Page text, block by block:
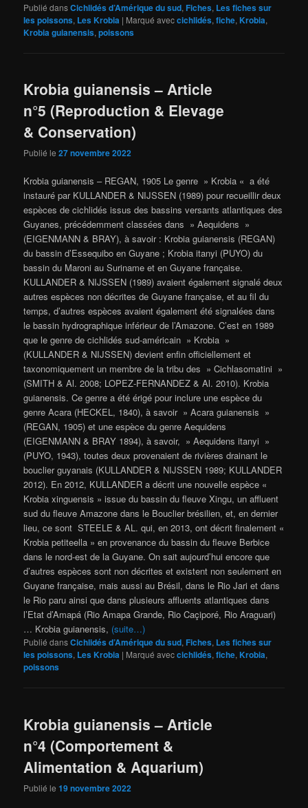
Publié dansCichlidés d’Amérique du sud,Fiches, Les fiches sur
les poissons, Les Krobia | Marqué aveccichlidés,fiche,Krobia,
Krobia guianensis,poissons
Krobia guianensis – Article
n°5 (Reproduction & Elevage
& Conservation)
Publié le27 novembre 2022
Krobia guianensis – REGAN, 1905 Le genre » Krobia « a été
instauré par KULLANDER & NIJSSEN (1989) pour recueillir deux
espèces de cichlidés issus des bassins versants atlantiques des
Guyanes, précédemment classées dans » Aequidens »
(EIGENMANN & BRAY), à savoir : Krobia guianensis (REGAN)
du bassin d’Essequibo en Guyane ; Krobia itanyi (PUYO) du
bassin du Maroni au Suriname et en Guyane française.
KULLANDER & NIJSSEN (1989) avaient également signalé deux
autres espèces non décrites de Guyane française, et au fil du
temps, d’autres espèces avaient également été signalées dans
le bassin hydrographique inférieur de l’Amazone. C’est en 1989
que le genre de cichlidés sud-américain » Krobia »
(KULLANDER & NIJSSEN) devient enfin officiellement et
taxonomiquement un membre de la tribu des » Cichlasomatini »
(SMITH & Al. 2008; LOPEZ-FERNANDEZ & Al. 2010). Krobia
guianensis. Ce genre a été érigé pour inclure une espèce du
genre Acara (HECKEL, 1840), à savoir » Acara guianensis »
(REGAN, 1905) et une espèce du genre Aequidens
(EIGENMANN & BRAY 1894), à savoir, » Aequidens itanyi »
(PUYO, 1943), toutes deux provenaient de rivières drainant le
bouclier guyanais (KULLANDER & NIJSSEN 1989; KULLANDER
2012). En 2012, KULLANDER a décrit une nouvelle espèce «
Krobia xinguensis » issue du bassin du fleuve Xingu, un affluent
sud du fleuve Amazone dans le Bouclier brésilien, et, en dernier
lieu, ce sont STEELE & AL. qui, en 2013, ont décrit finalement «
Krobia petiteella » en provenance du bassin du fleuve Berbice
dans le nord-est de la Guyane. On sait aujourd’hui encore que
d’autres espèces sont non décrites et existent non seulement en
Guyane française, mais aussi au Brésil, dans le Rio Jari et dans
le Rio paru ainsi que dans plusieurs affluents atlantiques dans
l’Etat d’Amapá (Rio Amapa Grande, Rio Caçiporé, Rio Araguari)
… Krobia guianensis, (suite…)
Publié dansCichlidés d’Amérique du sud,Fiches, Les fiches sur
les poissons, Les Krobia | Marqué aveccichlidés,fiche,Krobia,
poissons
Krobia guianensis – Article
n°4 (Comportement &
Alimentation & Aquarium)
Publié le19 novembre 2022